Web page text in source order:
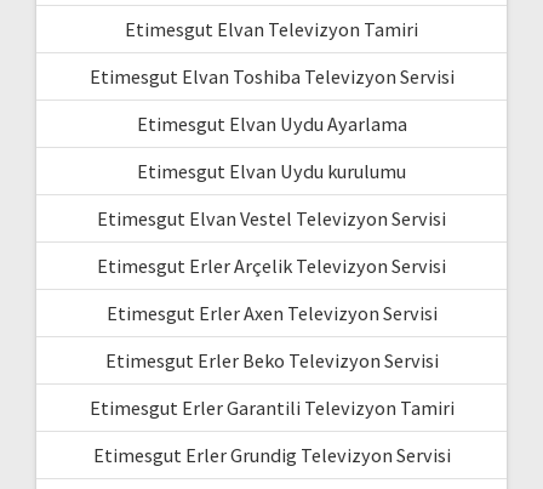
Etimesgut Elvan Televizyon Tamiri
Etimesgut Elvan Toshiba Televizyon Servisi
Etimesgut Elvan Uydu Ayarlama
Etimesgut Elvan Uydu kurulumu
Etimesgut Elvan Vestel Televizyon Servisi
Etimesgut Erler Arçelik Televizyon Servisi
Etimesgut Erler Axen Televizyon Servisi
Etimesgut Erler Beko Televizyon Servisi
Etimesgut Erler Garantili Televizyon Tamiri
Etimesgut Erler Grundig Televizyon Servisi